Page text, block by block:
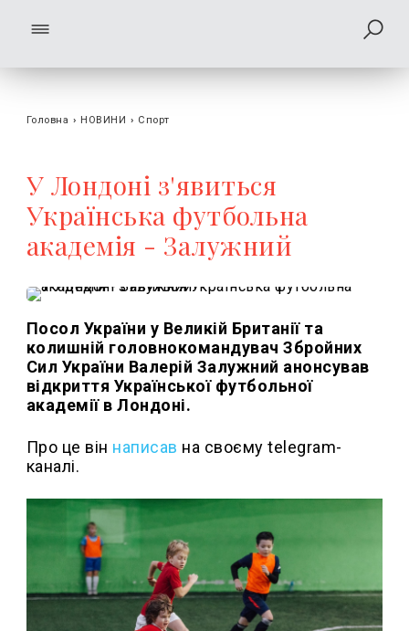
Головна › НОВИНИ › Спорт
У Лондоні з'явиться
Українська футбольна
академія - Залужний
Посол України у Великій Британії та
колишній головнокомандувач Збройних
Сил України Валерій Залужний анонсував
відкриття Української футбольної
академії в Лондоні.
Про це він написав на своєму telegram-
каналі.